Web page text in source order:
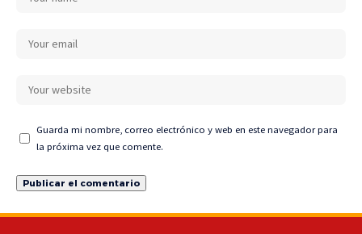
Guarda mi nombre, correo electrónico y web en este navegador para
la próxima vez que comente.